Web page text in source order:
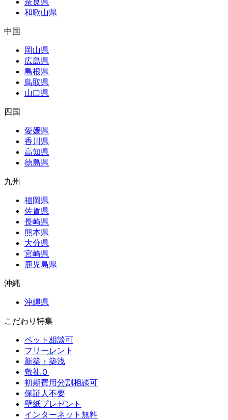
奈良県
和歌山県
中国
岡山県
広島県
島根県
鳥取県
山口県
四国
愛媛県
香川県
高知県
徳島県
九州
福岡県
佐賀県
長崎県
熊本県
大分県
宮崎県
鹿児島県
沖縄
沖縄県
こだわり特集
ペット相談可
フリーレント
新築・築浅
敷礼０
初期費用分割相談可
保証人不要
壁紙プレゼント
インターネット無料